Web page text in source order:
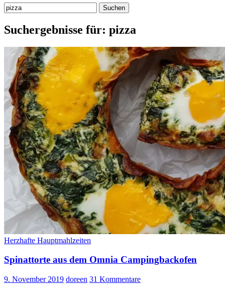
Suchen
nach:
Suchergebnisse für: pizza
Herzhafte Hauptmahlzeiten
Spinattorte aus dem Omnia Campingbackofen
9. November 2019 doreen 31 Kommentare